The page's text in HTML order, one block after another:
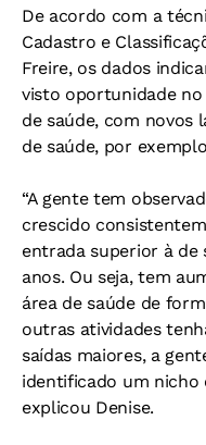
De acordo com a
Cadastro e
Freire, os dados
visto oportunidade
de saúde, com novos
de saúde, por
“A gente tem
crescido
entrada superior à de
anos. Ou seja, tem
área de saúde de
outras atividades
saídas maiores, a
identificado um nicho
explicou Denise.